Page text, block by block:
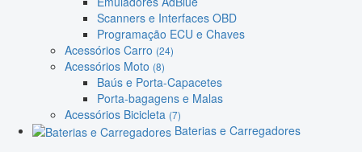
Scanners e Interfaces OBD
Programação ECU e Chaves
Acessórios Carro (24)
Acessórios Moto (8)
Baús e Porta-Capacetes
Porta-bagagens e Malas
Acessórios Bicicleta (7)
Baterias e Carregadores